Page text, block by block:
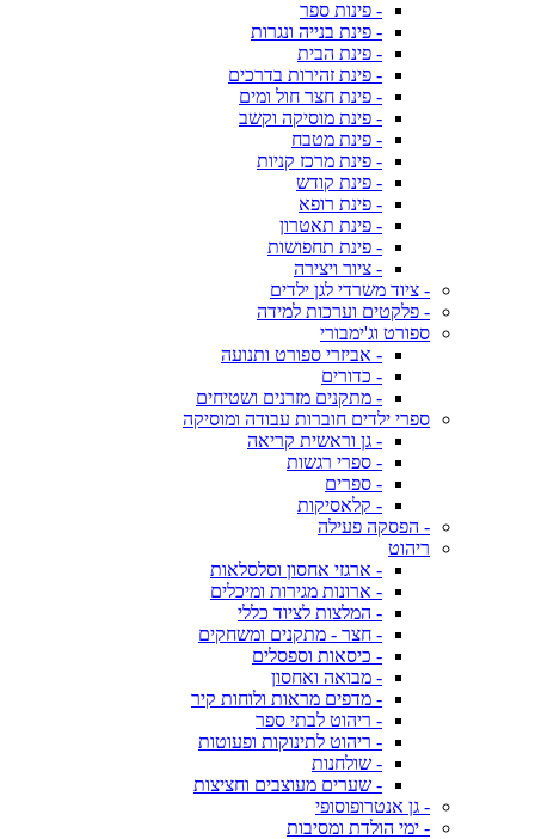
- פינות ספר
- פינת בנייה ונגרות
- פינת הבית
- פינת זהירות בדרכים
- פינת חצר חול ומים
- פינת מוסיקה וקשב
- פינת מטבח
- פינת מרכז קניות
- פינת קודש
- פינת רופא
- פינת תאטרון
- פינת תחפושות
- ציור ויצירה
- ציוד משרדי לגן ילדים
- פלקטים וערכות למידה
ספורט וג'ימבורי
- אביזרי ספורט ותנועה
- כדורים
- מתקנים מזרנים ושטיחים
ספרי ילדים חוברות עבודה ומוסיקה
- גן וראשית קריאה
- ספרי רגשות
- ספרים
- קלאסיקות
- הפסקה פעילה
ריהוט
- ארגזי אחסון וסלסלאות
- ארונות מגירות ומיכלים
- המלצות לציוד כללי
- חצר - מתקנים ומשחקים
- כיסאות וספסלים
- מבואה ואחסון
- מדפים מראות ולוחות קיר
- ריהוט לבתי ספר
- ריהוט לתינוקות ופעוטות
- שולחנות
- שערים מעוצבים וחציצות
- גן אנטרופוסופי
- ימי הולדת ומסיבות